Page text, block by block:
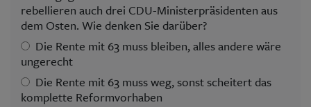
rebellieren auch drei CDU-Ministerpräsidenten aus
dem Osten. Wie denken Sie darüber?
Die Rente mit 63 muss bleiben, alles andere wäre
ungerecht
Die Rente mit 63 muss weg, sonst scheitert das
komplette Reformvorhaben